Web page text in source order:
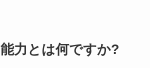
力とは何ですか?